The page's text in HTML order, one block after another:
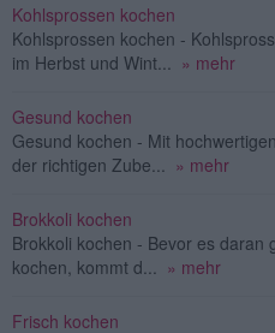
Kohlsprossen kochen
Kohlsprossen kochen -
im Herbst und Wint...
» mehr
Gesund kochen
Gesund kochen - Mit
der richtigen Zube...
» mehr
Brokkoli kochen
Brokkoli kochen - Bevor es daran
kochen, kommt d...
» mehr
Frisch kochen